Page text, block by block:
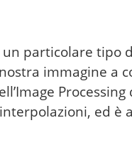
particolare tipo
immagine a
ed